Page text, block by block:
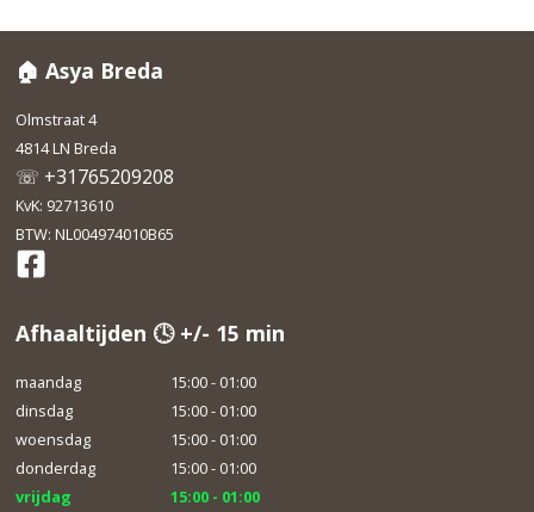
🏠 Asya Breda
Olmstraat 4
4814 LN Breda
☏ +31765209208
KvK: 92713610
BTW: NL004974010B65
Afhaaltijden 🕓 +/- 15 min
maandag
15:00 - 01:00
dinsdag
15:00 - 01:00
woensdag
15:00 - 01:00
donderdag
15:00 - 01:00
vrijdag
15:00 - 01:00